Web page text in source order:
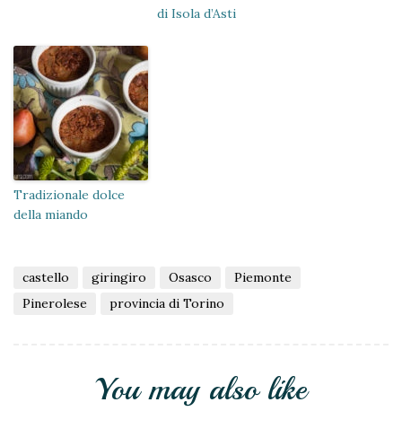
di Isola d’Asti
Tradizionale dolce
della miando
castello giringiro Osasco
Piemonte
Pinerolese
provincia di Torino
You may also like